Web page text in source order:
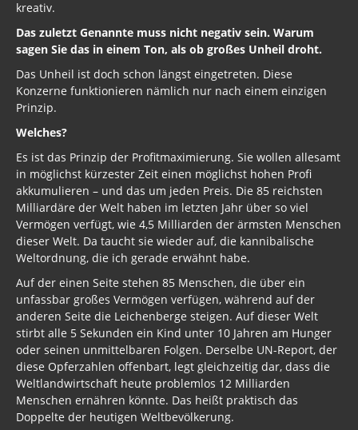
kreativ.
Das zuletzt Genannte muss nicht negativ sein. Warum
sagen Sie das in einem Ton, als ob großes Unheil droht.
Das Unheil ist doch schon längst eingetreten. Diese
Konzerne funktionieren nämlich nur nach einem einzigen
Prinzip.
Welches?
Es ist das Prinzip der Profitmaximierung. Sie wollen allesamt
in möglichst kürzester Zeit einen möglichst hohen Profi
akkumulieren – und das um jeden Preis. Die 85 reichsten
Milliardäre der Welt haben im letzten Jahr über so viel
Vermögen verfügt, wie 4,5 Milliarden der ärmsten Menschen
dieser Welt. Da taucht sie wieder auf, die kannibalische
Weltordnung, die ich gerade erwähnt habe.
Auf der einen Seite stehen 85 Menschen, die über ein
unfassbar großes Vermögen verfügen, während auf der
anderen Seite die Leichenberge steigen. Auf dieser Welt
stirbt alle 5 Sekunden ein Kind unter 10 Jahren am Hunger
oder seinen unmittelbaren Folgen. Derselbe UN-Report, der
diese Opferzahlen offenbart, legt gleichzeitig dar, dass die
Weltlandwirtschaft heute problemlos 12 Milliarden
Menschen ernähren könnte. Das heißt praktisch das
Doppelte der heutigen Weltbevölkerung.